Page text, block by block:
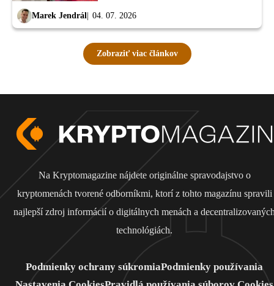
Marek Jendrál 04. 07. 2026
Zobraziť viac článkov
Na Kryptomagazine nájdete originálne spravodajstvo o
kryptomenách tvorené odborníkmi, ktorí z tohto magazínu spravili
najlepší zdroj informácií o digitálnych menách a
technológiách.
Podmienky ochrany súkromiaPodmienky používania